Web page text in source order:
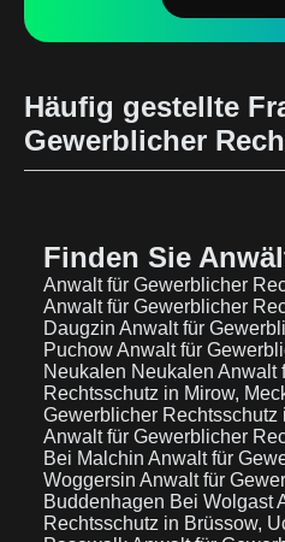
Häufig gestellte
Gewerblicher
Finden Sie
Anwalt für Gewerblicher
Anwalt für Gewerblicher
Daugzin Anwalt für
PuchowAnwalt für
Neukalen Neukalen Anwalt
Rechtsschutz in Mirow,
Gewerblicher Rechtsschutz
Anwalt für Gewerblicher
Bei Malchin Anwalt für
Woggersin Anwalt für
Buddenhagen Bei Wolgast
Rechtsschutz in Brüssow,